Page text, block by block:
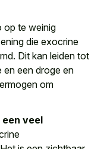
op te weinig
die exocrine
Dit kan leiden tot
en een droge en
om
veel